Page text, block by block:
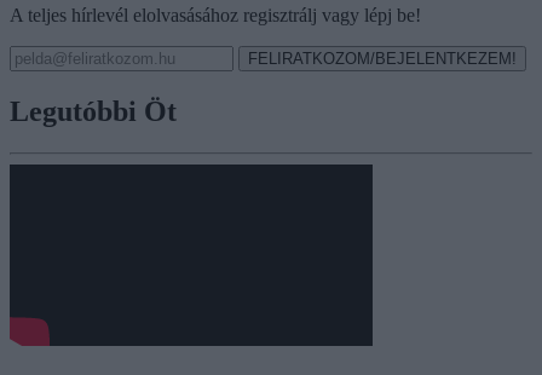
A teljes hírlevél elolvasásához regisztrálj vagy lépj be!
FELIRATKOZOM/BEJELENTKEZEM!
Legutóbbi Öt